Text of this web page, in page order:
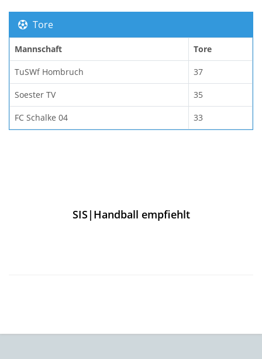
Tore
Mannschaft Tore
TuSWf Hombruch 37
Soester TV 35
FC Schalke 04 33
SIS|Handball empfiehlt